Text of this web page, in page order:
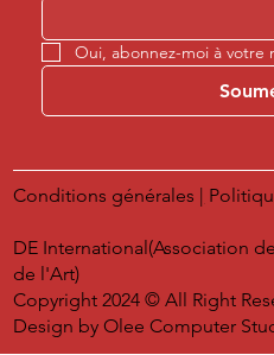
Oui, abonnez-moi à votre
Conditions générales |
DE International(Association
de l'Art)
Copyright 2024 © All Right
Design byOlee Computer